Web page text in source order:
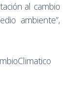
al cambio
ambiente”,